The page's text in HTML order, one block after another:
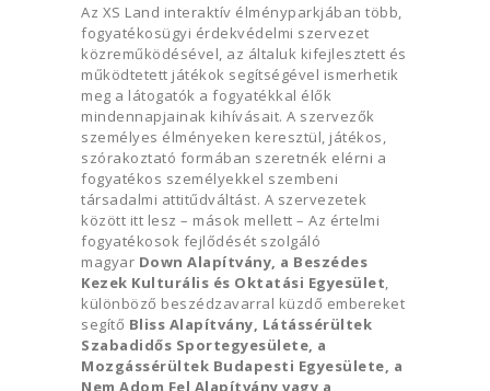
Az XS Land interaktív élményparkjában több,
fogyatékosügyi érdekvédelmi szervezet
közreműködésével, az általuk kifejlesztett és
működtetett játékok segítségével ismerhetik
meg a látogatók a fogyatékkal élők
mindennapjainak kihívásait. A szervezők
személyes élményeken keresztül, játékos,
szórakoztató formában szeretnék elérni a
fogyatékos személyekkel szembeni
társadalmi attitűdváltást. A szervezetek
között itt lesz – mások mellett – Az értelmi
fogyatékosok fejlődését szolgáló
magyar Down Alapítvány, a Beszédes
Kezek Kulturális és Oktatási Egyesület,
különböző beszédzavarral küzdő embereket
segítő Bliss Alapítvány, Látássérültek
Szabadidős Sportegyesülete, a
Mozgássérültek Budapesti Egyesülete, a
Nem Adom Fel Alapítvány vagy a